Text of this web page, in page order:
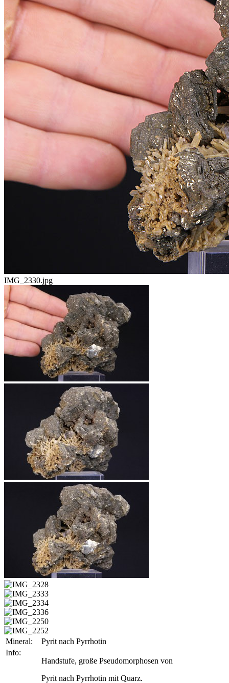
IMG_2330.jpg
Mineral:
Pyrit nach Pyrrhotin
Info:
Handstufe, große Pseudomorphosen von
Pyrit nach Pyrrhotin mit Quarz.